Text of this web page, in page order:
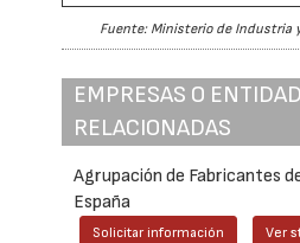
Fuente: Ministerio de Industria
EMPRESAS O
RELACIONADAS
Agrupación de Fabricantes
España
Solicitar información Ver